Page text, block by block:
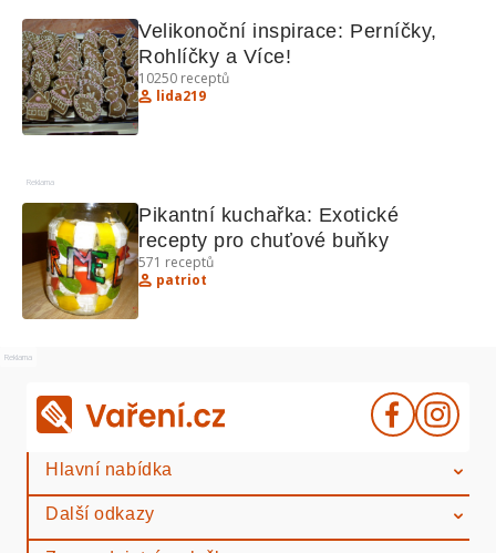
Velikonoční inspirace: Perníčky,
Rohlíčky a Více!
10250 receptů
lida219
Reklama
Pikantní kuchařka: Exotické
recepty pro chuťové buňky
571 receptů
patriot
Reklama
Hlavní nabídka
Další odkazy